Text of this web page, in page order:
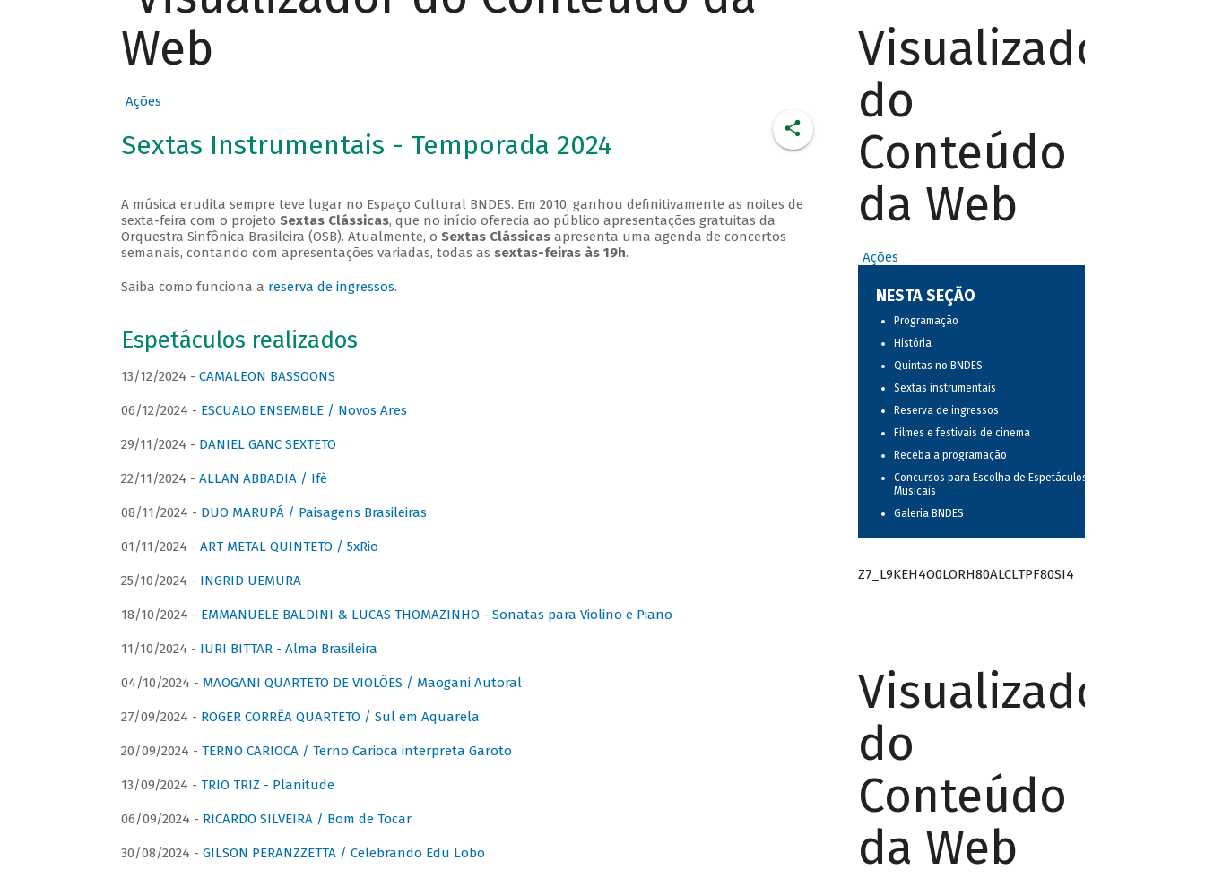
Web
Ações
Sextas Instrumentais - Temporada 2024
A música erudita sempre teve lugar no Espaço Cultural BNDES. Em 2010, ganhou definitivamente as noites de
sexta-feira com o projeto Sextas Clássicas, que no início oferecia ao público apresentações gratuitas da
Orquestra Sinfônica Brasileira (OSB). Atualmente, o Sextas Clássicasapresenta uma agenda de concertos
semanais, contando com apresentações variadas, todas as sextas-feiras às 19h.
Saiba como funciona a reserva de ingressos.
Espetáculos realizados
13/12/2024 - CAMALEON BASSOONS
06/12/2024 - ESCUALO ENSEMBLE / Novos Ares
29/11/2024 - DANIEL GANC SEXTETO
22/11/2024 - ALLAN ABBADIA / Ifè
08/11/2024 - DUO MARUPÁ / Paisagens Brasileiras
01/11/2024 - ART METAL QUINTETO / 5xRio
25/10/2024 - INGRID UEMURA
18/10/2024 - EMMANUELE BALDINI & LUCAS THOMAZINHO - Sonatas para Violino e Piano
11/10/2024 - IURI BITTAR - Alma Brasileira
04/10/2024 - MAOGANI QUARTETO DE VIOLÕES / Maogani Autoral
27/09/2024 - ROGER CORRÊA QUARTETO / Sul em Aquarela
20/09/2024 - TERNO CARIOCA / Terno Carioca interpreta Garoto
13/09/2024 - TRIO TRIZ - Planitude
06/09/2024 - RICARDO SILVEIRA / Bom de Tocar
30/08/2024 - GILSON PERANZZETTA / Celebrando Edu Lobo
Visualizador
do
Conteúdo
da Web
Ações
NESTA SEÇÃO
Programação
História
Quintas no BNDES
Sextas instrumentais
Reserva de ingressos
Filmes e festivais de cinema
Receba a programação
Concursos para Escolha de Espetáculos
Musicais
Galeria BNDES
Z7_L9KEH4O0LORH80ALCLTPF80SI4
Visualizador
do
Conteúdo
da Web